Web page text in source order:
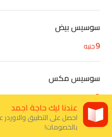
سوسيس بيض
9جنيه
سوسيس مكس
13جنيه
سوسيس بكين
عندنا ليك حاجة اجمد
احصل على التطبيق والاوردر
بالخصومات!